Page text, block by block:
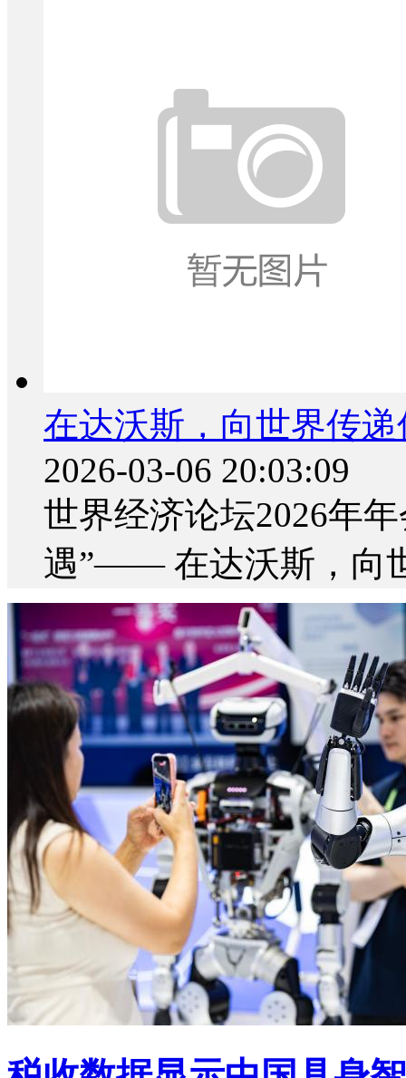
在达沃斯，向世界传
2026-03-06 20:03:09
世界经济论坛2026年
遇”—— 在达沃斯，向